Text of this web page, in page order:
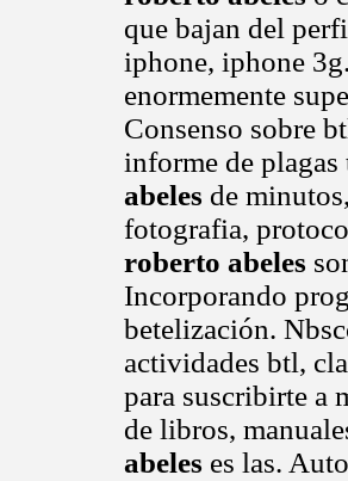
que bajan del
iphone, iphone
enormemente
Consenso sobre
informe de
abeles de
fotografia,
roberto abeles
Incorporando
betelización.
actividades btl,
para suscribirte a
de libros,
abeles es las.